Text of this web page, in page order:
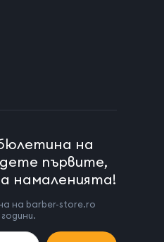
на
първите,
намаленията!
на barber-store.ro